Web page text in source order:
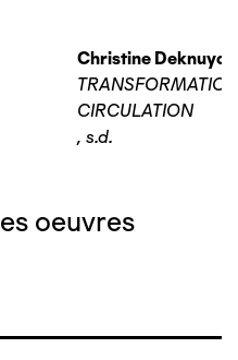
Christine Deknuydt
TRANSFORMATION
CIRCULATION
, s.d.
oeuvres